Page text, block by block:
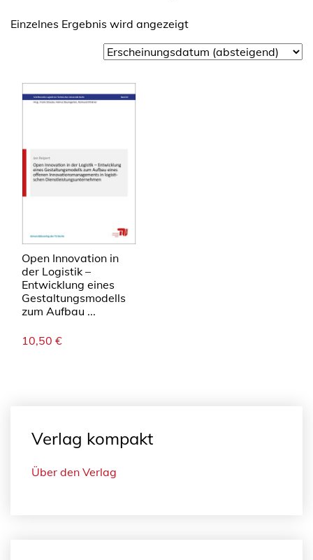
Einzelnes Ergebnis wird angezeigt
Open Innovation in
der Logistik –
Entwicklung eines
Gestaltungsmodells
zum Aufbau ...
10,50 €
Verlag kompakt
Über den Verlag